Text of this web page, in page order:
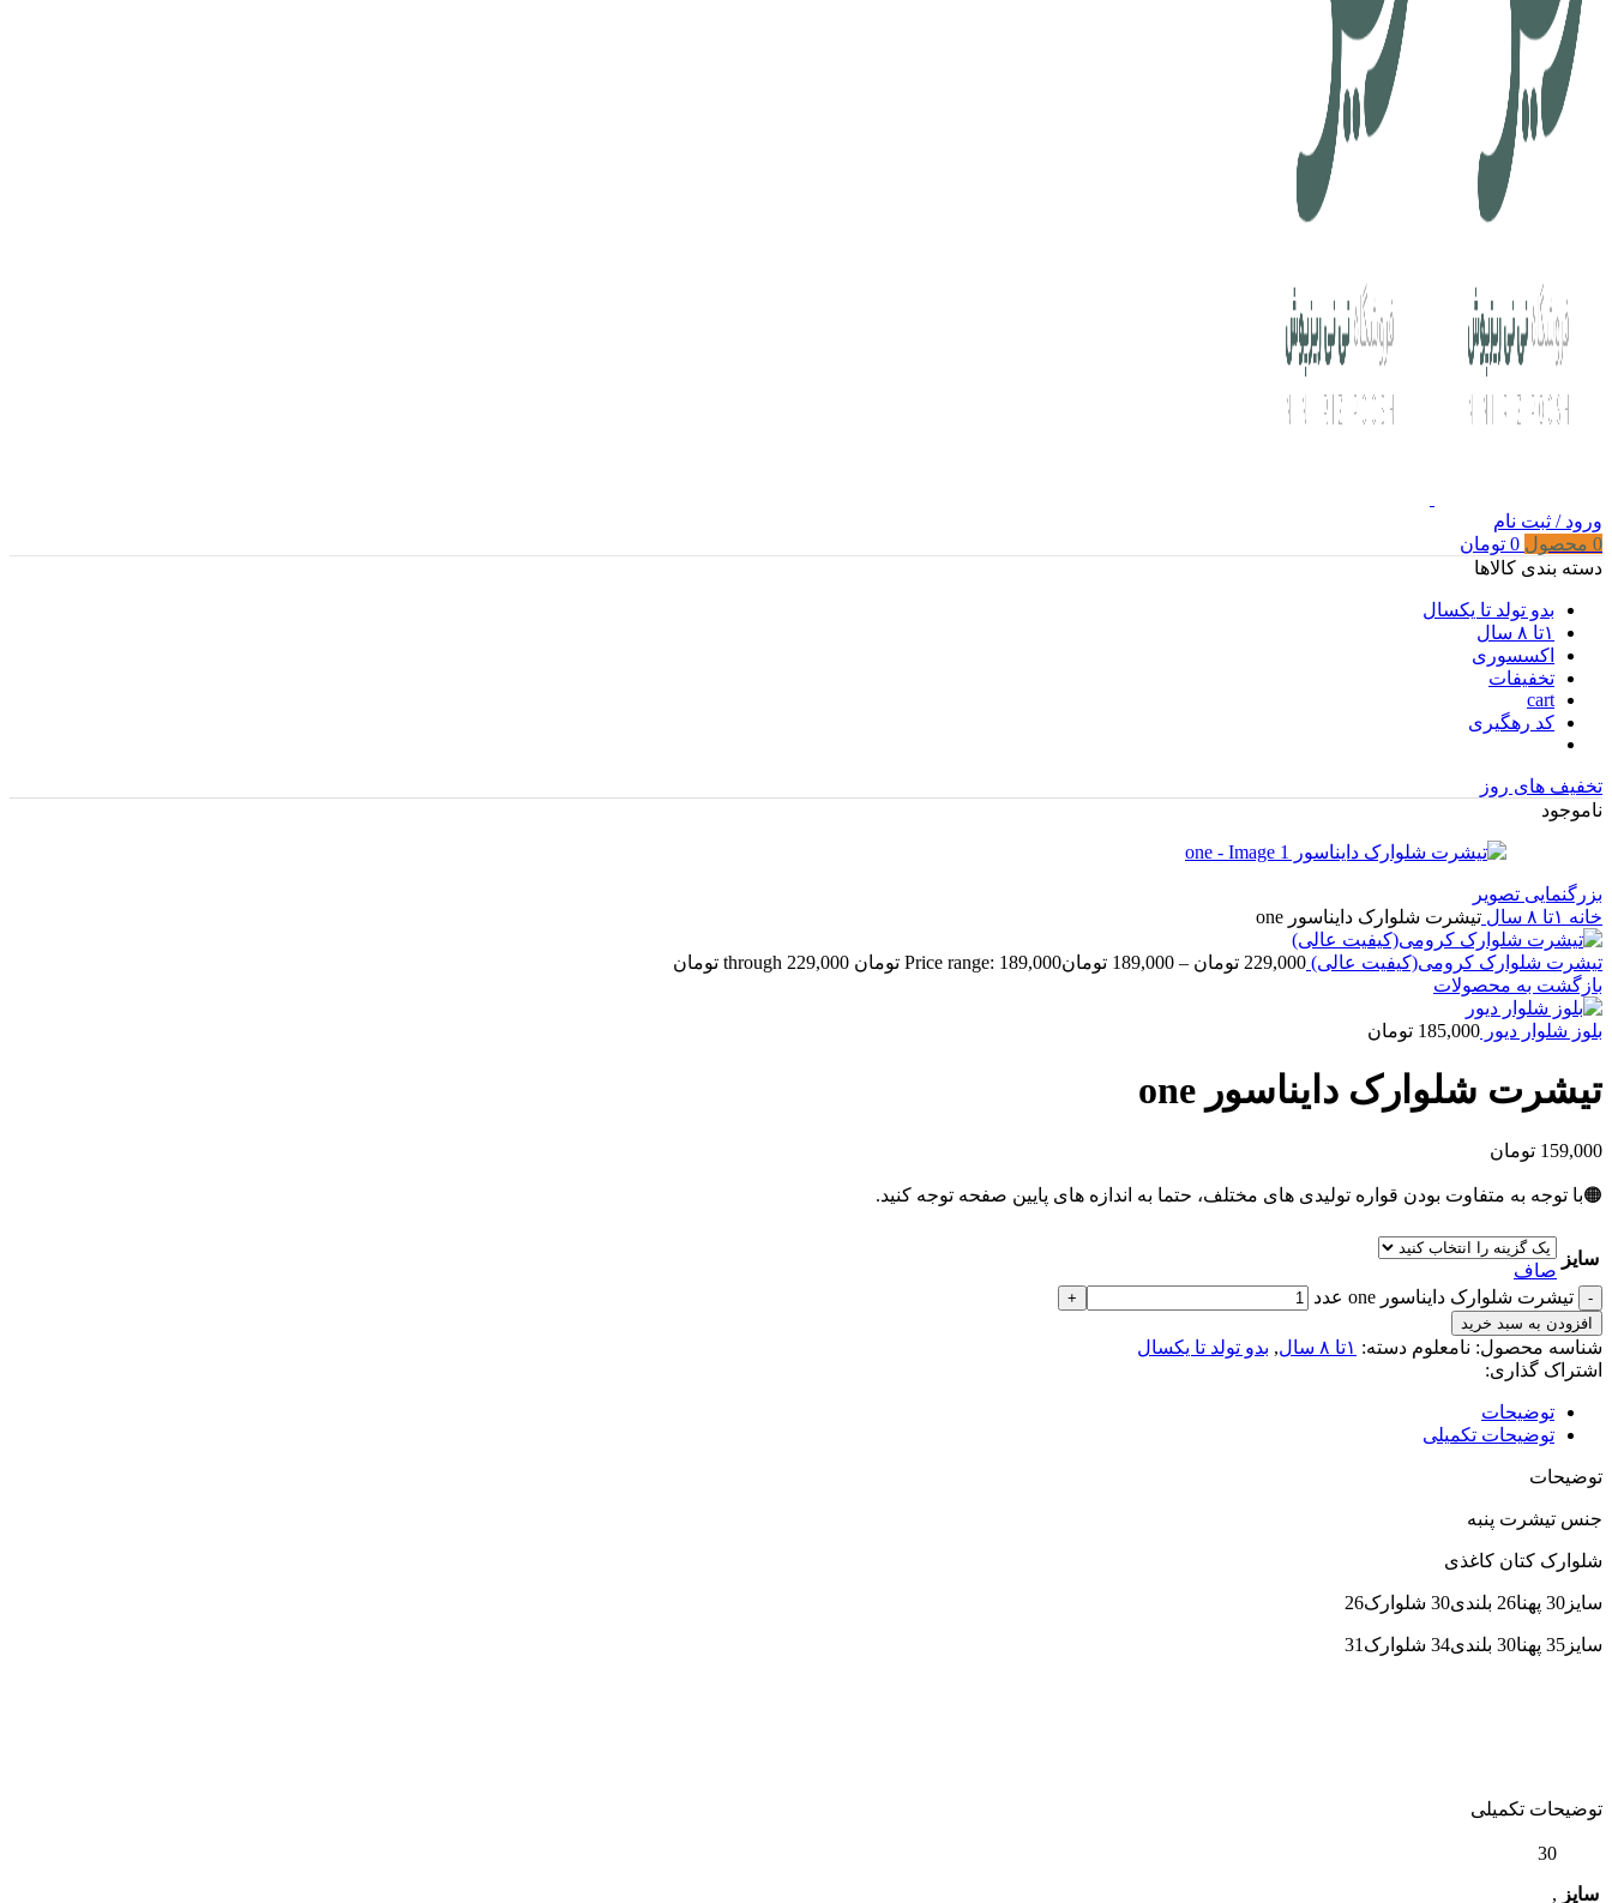
ورود / ثبت نام
0 محصول 0 تومان
دسته بندی کالاها
بدو تولد تا یکسال
۱تا ۸ سال
اکسسوری
تخفیفات
cart
کد رهگیری
تخفیف های روز
ناموجود
بزرگنمایی تصویر
خانه ۱تا ۸ سال تیشرت شلوارک دایناسور one
تیشرت شلوارک کرومی(کیفیت عالی) 229,000 تومان –
189,000 تومانPrice range: 189,000 تومان through 229,000 تومان
بازگشت به محصولات
بلوز شلوار دیور 185,000 تومان
تیشرت شلوارک دایناسور one
159,000 تومان
🟠با توجه به متفاوت بودن قواره تولیدی های مختلف، حتما به اندازه های پایین صفحه توجه کنید.
سایز
صاف
تیشرت شلوارک دایناسور one عدد
افزودن به سبد خرید
شناسه محصول: نامعلوم دسته: ۱تا ۸ سال , بدو تولد تا یکسال
اشتراک گذاری:
توضیحات
توضیحات تکمیلی
توضیحات
جنس تیشرت پنبه
شلوارک کتان کاغذی
سایز30 پهنا26 بلندی30 شلوارک26
سایز35 پهنا30 بلندی34 شلوارک31
توضیحات تکمیلی
سایز
30
,